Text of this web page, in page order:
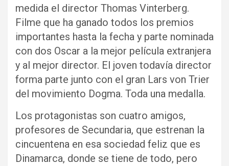
medida el director Thomas Vinterberg.
Filme que ha ganado todos los premios
importantes hasta la fecha y parte nominada
con dos Oscar a la mejor película extranjera
y al mejor director. El joven todavía director
forma parte junto con el gran Lars von Trier
del movimiento Dogma. Toda una medalla.
Los protagonistas son cuatro amigos,
profesores de Secundaria, que estrenan la
cincuentena en esa sociedad feliz que es
Dinamarca, donde se tiene de todo, pero